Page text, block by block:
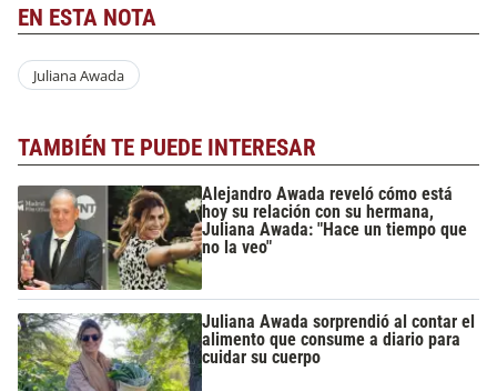
EN ESTA NOTA
Juliana Awada
TAMBIÉN TE PUEDE INTERESAR
Alejandro Awada reveló cómo está
hoy su relación con su hermana,
Juliana Awada: "Hace un tiempo que
no la veo"
Juliana Awada sorprendió al contar el
alimento que consume a diario para
cuidar su cuerpo